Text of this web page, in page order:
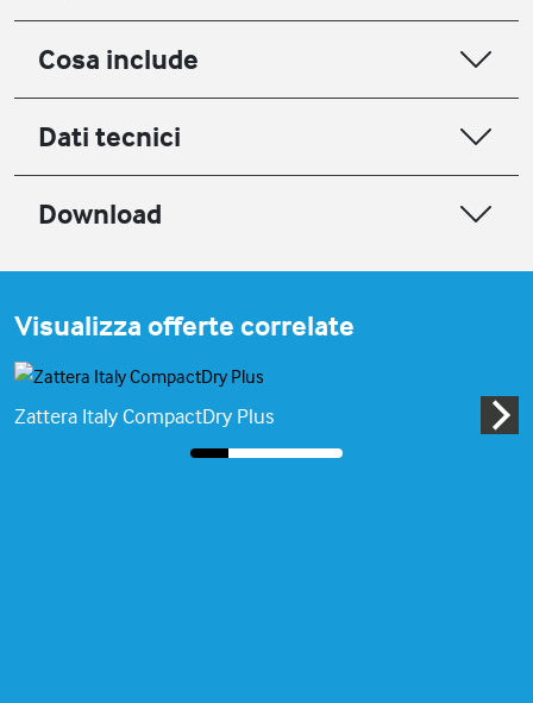
Cosa include
Dati tecnici
Download
Visualizza offerte correlate
Zattera Italy CompactDry Plus